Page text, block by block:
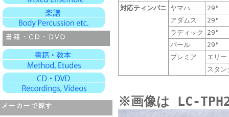
メーカーで探す
対応ティンパニ ヤマハ
29"
アダムス
29"
ラディック
29"
パール
29"
プレミア
エリ
スタ
※画像は LC-